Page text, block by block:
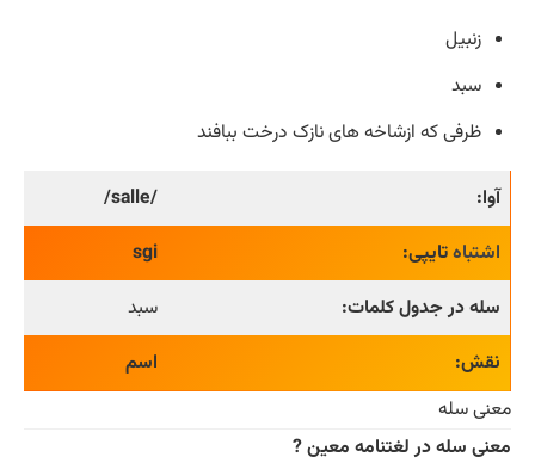
زنبیل
سبد
ظرفی که ازشاخه های نازک درخت ببافند
آوا:
/salle/
اشتباهتایپی:
sgi
سله در جدول کلمات:
سبد
نقش:
اسم
معنی سله
معنی سله در لغتنامه معین ?